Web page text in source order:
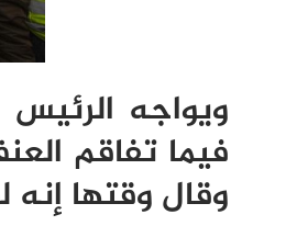
ويواجه
وقال وقتها